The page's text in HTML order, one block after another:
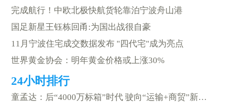
完成航行！中欧北极快航货轮靠泊宁波舟山港
国足新星王钰栋回甬:为国出战很自豪
11月宁波住宅成交数据发布 "四代宅"成为亮点
世界黄金协会：明年黄金价格或上涨30%
童孟达：后“4000万标箱”时代 驶向“运输+商贸”新航道